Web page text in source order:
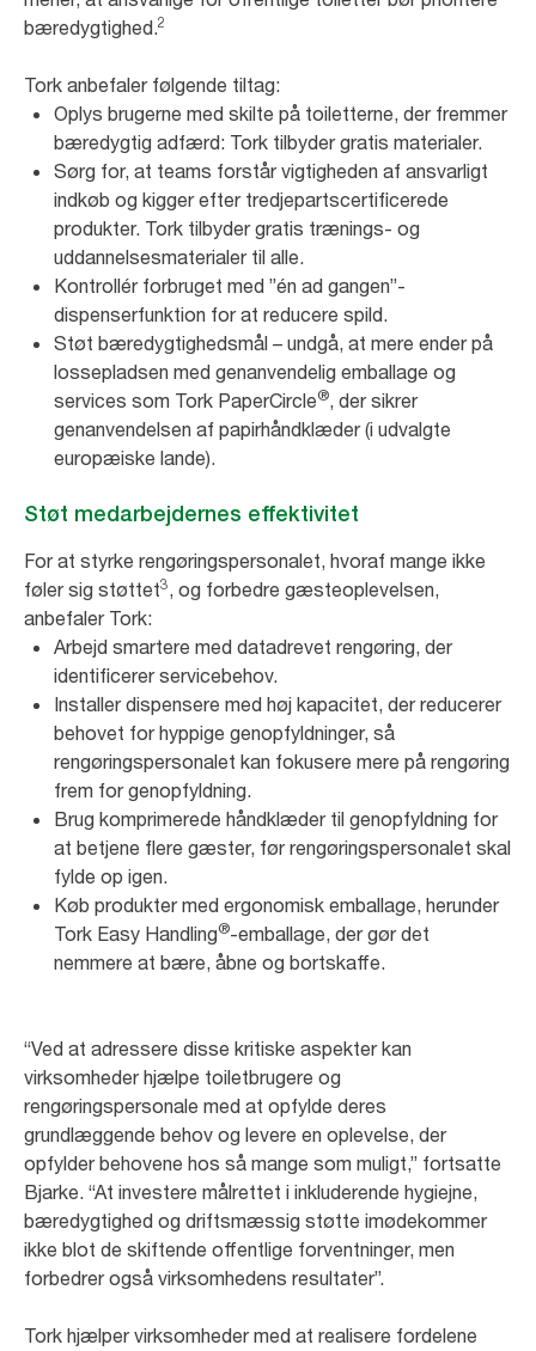
bæredygtighed.2
Tork anbefaler følgende tiltag:
Oplys brugerne med skilte på toiletterne, der fremmer
bæredygtig adfærd: Tork tilbyder gratis materialer.
Sørg for, at teams forstår vigtigheden af ansvarligt
indkøb og kigger efter tredjepartscertificerede
produkter. Tork tilbyder gratis trænings- og
uddannelsesmaterialer til alle.
Kontrollér forbruget med ”én ad gangen”-
dispenserfunktion for at reducere spild.
Støt bæredygtighedsmål – undgå, at mere ender på
lossepladsen med genanvendelig emballage og
services som Tork PaperCircle®, der sikrer
genanvendelsen af papirhåndklæder (i udvalgte
europæiske lande).
Støt medarbejdernes effektivitet
For at styrke rengøringspersonalet, hvoraf mange ikke
føler sig støttet3, og forbedre gæsteoplevelsen,
anbefaler Tork:
Arbejd smartere med datadrevet rengøring, der
identificerer servicebehov.
Installer dispensere med høj kapacitet, der reducerer
behovet for hyppige genopfyldninger, så
rengøringspersonalet kan fokusere mere på rengøring
frem for genopfyldning.
Brug komprimerede håndklæder til genopfyldning for
at betjene flere gæster, før rengøringspersonalet skal
fylde op igen.
Køb produkter med ergonomisk emballage, herunder
Tork Easy Handling®-emballage, der gør det
nemmere at bære, åbne og bortskaffe.
“Ved at adressere disse kritiske aspekter kan
virksomheder hjælpe toiletbrugere og
rengøringspersonale med at opfylde deres
grundlæggende behov og levere en oplevelse, der
opfylder behovene hos så mange som muligt,” fortsatte
Bjarke. “At investere målrettet i inkluderende hygiejne,
bæredygtighed og driftsmæssig støtte imødekommer
ikke blot de skiftende offentlige forventninger, men
forbedrer også virksomhedens resultater”.
Tork hjælper virksomheder med at realisere fordelene